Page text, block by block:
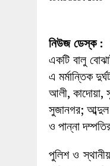
নিউজ ডেস্ক :
একটি বালু
এ মর্মান্তিক
আলী, কাদোয়া,
সুজানগর; আব্দুল
ও পান্না
পুলিশ ও